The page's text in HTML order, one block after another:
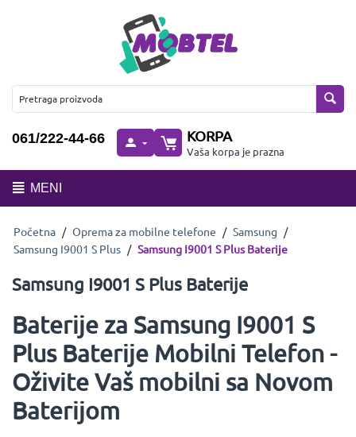
061/222-44-66 KORPA
Vaša korpa je prazna
MENI
Početna / Oprema za mobilne telefone / Samsung /
Samsung I9001 S Plus / Samsung I9001 S Plus Baterije
Samsung I9001 S Plus Baterije
Baterije za Samsung I9001 S
Plus Baterije Mobilni Telefon -
Oživite Vaš mobilni sa Novom
Baterijom